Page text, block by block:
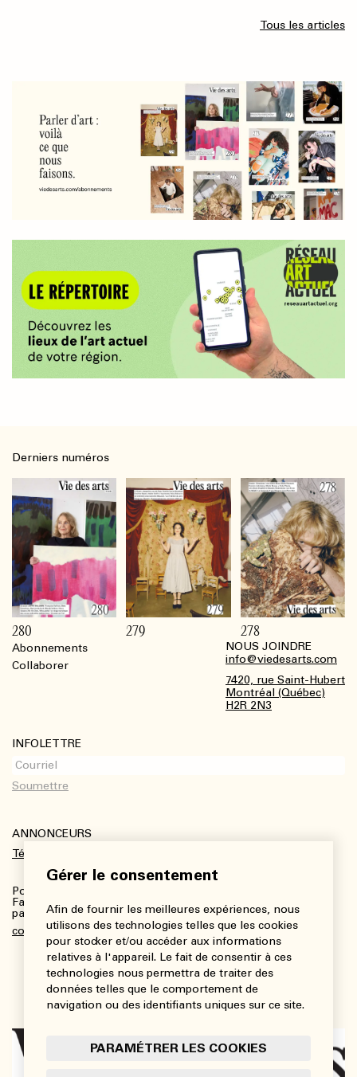
Gérer le consentement
Afin de fournir les meilleures expériences, nous
utilisons des technologies telles que les cookies
pour stocker et/ou accéder aux informations
relatives à l'appareil. Le fait de consentir à ces
technologies nous permettra de traiter des
données telles que le comportement de
navigation ou des identifiants uniques sur ce site.
PARAMÉTRER LES COOKIES
Tous les articles
Abonnements
Collaborer
NOUS JOINDRE
info@viedesarts.com
7420, rue Saint-Hubert
Montréal (Québec)
H2R 2N3
INFOLETTRE
ANNONCEURS
Télécharger le kit média
Pour plus de renseignements :
Fanny Charbonneau, Responsable des communications,
partenariats et publicités
communications@viedesarts.com
Derniers numéros
280 279 278